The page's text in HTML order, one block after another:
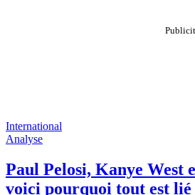
International
Analyse
Paul Pelosi, Kanye West
voici pourquoi tout est lié